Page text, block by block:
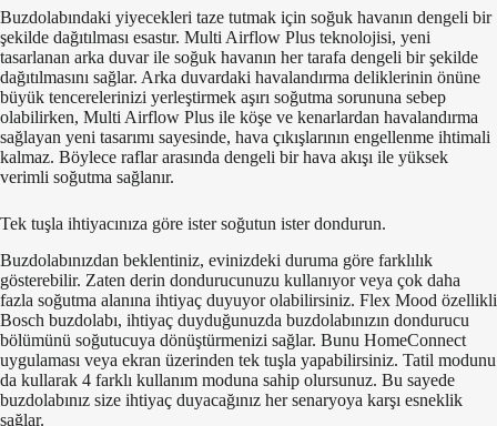
Buzdolabındaki yiyecekleri taze tutmak için soğuk havanın dengeli bir
şekilde dağıtılması esastır. Multi Airflow Plus teknolojisi, yeni
tasarlanan arka duvar ile soğuk havanın her tarafa dengeli bir şekilde
dağıtılmasını sağlar. Arka duvardaki havalandırma deliklerinin önüne
büyük tencerelerinizi yerleştirmek aşırı soğutma sorununa sebep
olabilirken, Multi Airflow Plus ile köşe ve kenarlardan havalandırma
sağlayan yeni tasarımı sayesinde, hava çıkışlarının engellenme ihtimali
kalmaz. Böylece raflar arasında dengeli bir hava akışı ile yüksek
verimli soğutma sağlanır.
Tek tuşla ihtiyacınıza göre ister soğutun ister dondurun.
Buzdolabınızdan beklentiniz, evinizdeki duruma göre farklılık
gösterebilir. Zaten derin dondurucunuzu kullanıyor veya çok daha
fazla soğutma alanına ihtiyaç duyuyor olabilirsiniz. Flex Mood özellikli
Bosch buzdolabı, ihtiyaç duyduğunuzda buzdolabınızın dondurucu
bölümünü soğutucuya dönüştürmenizi sağlar. Bunu HomeConnect
uygulaması veya ekran üzerinden tek tuşla yapabilirsiniz. Tatil modunu
da kullarak 4 farklı kullanım moduna sahip olursunuz. Bu sayede
buzdolabınız size ihtiyaç duyacağınız her senaryoya karşı esneklik
sağlar.